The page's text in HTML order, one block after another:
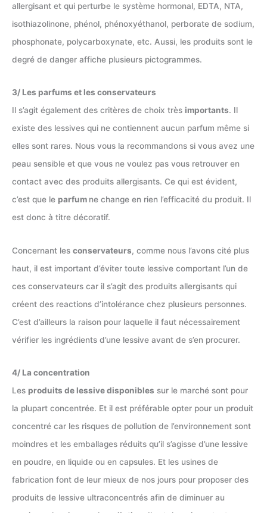
allergisant et qui perturbe le système hormonal, EDTA, NTA,
isothiazolinone, phénol, phénoxyéthanol, perborate de sodium,
phosphonate, polycarboxynate, etc. Aussi, les produits sont le
degré de danger affiche plusieurs pictogrammes.
3/ Les parfums et les conservateurs
Il s’agit également des critères de choix très importants. Il
existe des lessives qui ne contiennent aucun parfum même si
elles sont rares. Nous vous la recommandons si vous avez une
peau sensible et que vous ne voulez pas vous retrouver en
contact avec des produits allergisants. Ce qui est évident,
c’est que le parfum ne change en rien l’efficacité du produit. Il
est donc à titre décoratif.
Concernant les conservateurs, comme nous l’avons cité plus
haut, il est important d’éviter toute lessive comportant l’un de
ces conservateurs car il s’agit des produits allergisants qui
créent des reactions d’intolérance chez plusieurs personnes.
C’est d’ailleurs la raison pour laquelle il faut nécessairement
vérifier les ingrédients d’une lessive avant de s’en procurer.
4/ La concentration
Les produits de lessive disponibles sur le marché sont pour
la plupart concentrée. Et il est préférable opter pour un produit
concentré car les risques de pollution de l’environnement sont
moindres et les emballages réduits qu’il s’agisse d’une lessive
en poudre, en liquide ou en capsules. Et les usines de
fabrication font de leur mieux de nos jours pour proposer des
produits de lessive ultraconcentrés afin de diminuer au